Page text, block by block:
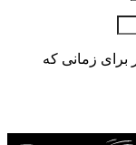
برای زمانی که